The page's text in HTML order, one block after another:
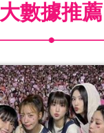
大數據推薦